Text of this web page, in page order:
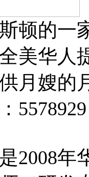
顿的一
美华人
月嫂
5578929
2008年